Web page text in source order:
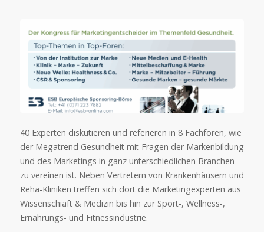
40 Experten diskutieren und referieren in 8 Fachforen, wie
der Megatrend Gesundheit mit Fragen der Markenbildung
und des Marketings in ganz unterschiedlichen Branchen
zu vereinen ist. Neben Vertretern von Krankenhäusern und
Reha-Kliniken treffen sich dort die Marketingexperten aus
Wissenschiaft & Medizin bis hin zur Sport-, Wellness-,
Ernährungs- und Fitnessindustrie.